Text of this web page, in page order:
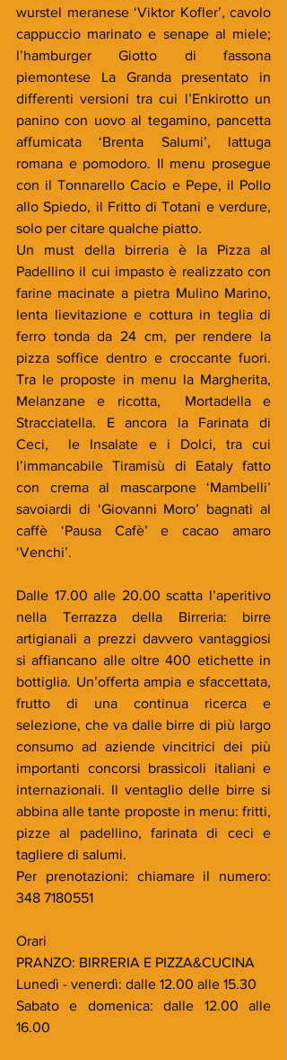
wurstel meranese ‘Viktor Kofler’, cavolo
cappuccio marinato e senape al miele;
l’hamburger Giotto di fassona
piemontese La Granda presentato in
differenti versioni tra cui l’Enkirotto un
panino con uovo al tegamino, pancetta
affumicata ‘Brenta Salumi’, lattuga
romana e pomodoro. Il menu prosegue
con il Tonnarello Cacio e Pepe, il Pollo
allo Spiedo, il Fritto di Totani e verdure,
solo per citare qualche piatto.
Un must della birreria è la Pizza al
Padellino il cui impasto è realizzato con
farine macinate a pietra Mulino Marino,
lenta lievitazione e cottura in teglia di
ferro tonda da 24 cm, per rendere la
pizza soffice dentro e croccante fuori.
Tra le proposte in menu la Margherita,
Melanzane e ricotta,  Mortadella e
Stracciatella. E ancora la Farinata di
Ceci,  le Insalate e i Dolci, tra cui
l’immancabile Tiramisù di Eataly fatto
con crema al mascarpone ‘Mambelli’
savoiardi di ‘Giovanni Moro’ bagnati al
caffè ‘Pausa Cafè’ e cacao amaro
‘Venchi’.
Dalle 17.00 alle 20.00 scatta l’aperitivo
nella Terrazza della Birreria: birre
artigianali a prezzi davvero vantaggiosi
si affiancano alle oltre 400 etichette in
bottiglia. Un’offerta ampia e sfaccettata,
frutto di una continua ricerca e
selezione, che va dalle birre di più largo
consumo ad aziende vincitrici dei più
importanti concorsi brassicoli italiani e
internazionali. Il ventaglio delle birre si
abbina alle tante proposte in menu: fritti,
pizze al padellino, farinata di ceci e
tagliere di salumi.
Per prenotazioni: chiamare il numero:
348 7180551
Orari
PRANZO: BIRRERIA E PIZZA&CUCINA
Lunedì - venerdì: dalle 12.00 alle 15.30
Sabato e domenica: dalle 12.00 alle
16.00